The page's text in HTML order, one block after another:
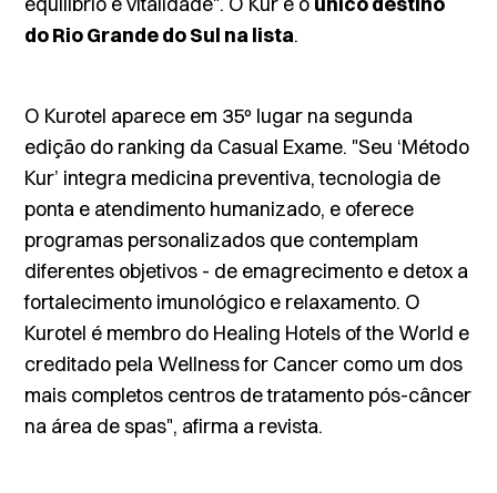
do Rio Grande do Sul na lista.
O Kurotel aparece em 35º lugar na segunda
edição do ranking da Casual Exame. "Seu ‘Método
Kur’ integra medicina preventiva, tecnologia de
ponta e atendimento humanizado, e oferece
programas personalizados que contemplam
diferentes objetivos - de emagrecimento e detox a
fortalecimento imunológico e relaxamento. O
Kurotel é membro do Healing Hotels of the World e
creditado pelaWellness for Cancer como um dos
mais completos centros de tratamento pós-câncer
na área de spas", afirma a revista.